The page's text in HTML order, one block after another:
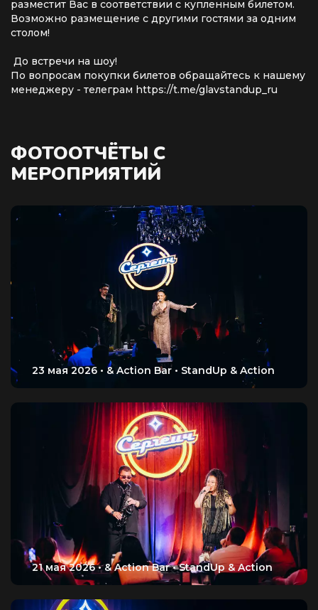
разместит Вас в соответствии с купленным билетом.
Возможно размещение с другими гостями за одним
столом!
До встречи на шоу!
По вопросам покупки билетов обращайтесь к нашему
менеджеру - телеграм https://t.me/glavstandup_ru
ФОТООТЧЁТЫ С
МЕРОПРИЯТИЙ